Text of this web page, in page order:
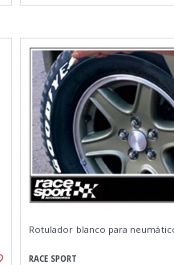
Rotulador blanco para
RACE SPORT